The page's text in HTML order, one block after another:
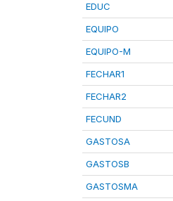
EDUC
EQUIPO
EQUIPO-M
FECHAR1
FECHAR2
FECUND
GASTOSA
GASTOSB
GASTOSMA